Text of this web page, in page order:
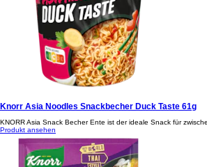
Knorr Asia Noodles Snackbecher Duck Taste 61g
KNORR Asia Snack Becher Ente ist der ideale Snack für
Produkt ansehen